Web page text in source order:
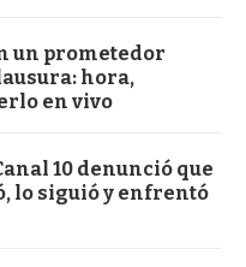
un prometedor
hora,
en vivo
10 denunció que
lo siguió y enfrentó